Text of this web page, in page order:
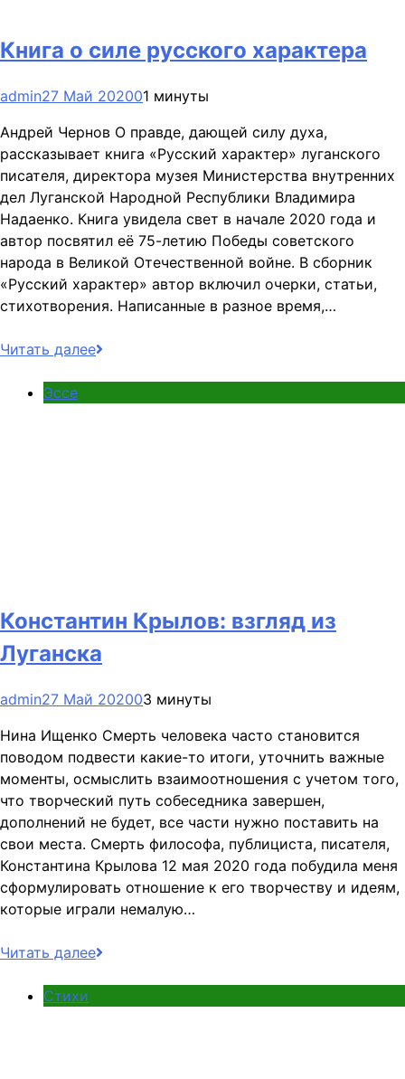
Книга о силе русского характера
admin27 Май 202001 минуты
Андрей Чернов О правде, дающей силу духа,
рассказывает книга «Русский характер» луганского
писателя, директора музея Министерства внутренних
дел Луганской Народной Республики Владимира
Надаенко. Книга увидела свет в начале 2020 года и
автор посвятил её 75-летию Победы советского
народа в Великой Отечественной войне. В сборник
«Русский характер» автор включил очерки, статьи,
стихотворения. Написанные в разное время,…
Читать далее
Эссе
Константин Крылов: взгляд из
Луганска
admin27 Май 202003 минуты
Нина Ищенко Смерть человека часто становится
поводом подвести какие-то итоги, уточнить важные
моменты, осмыслить взаимоотношения с учетом того,
что творческий путь собеседника завершен,
дополнений не будет, все части нужно поставить на
свои места. Смерть философа, публициста, писателя,
Константина Крылова 12 мая 2020 года побудила меня
сформулировать отношение к его творчеству и идеям,
которые играли немалую…
Читать далее
Стихи